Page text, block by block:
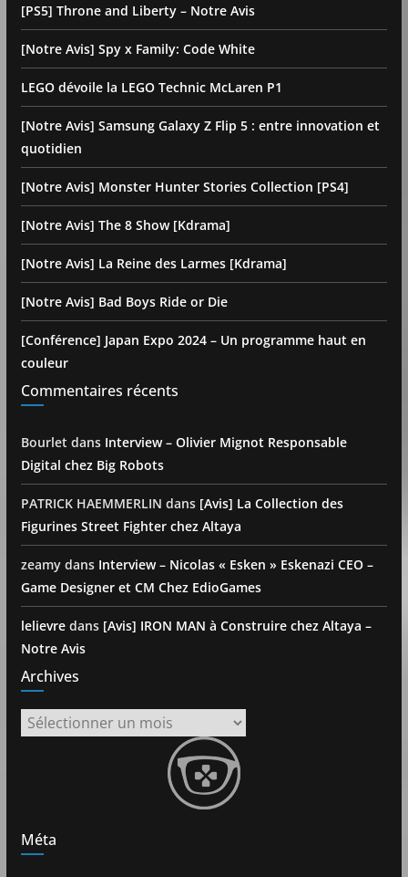
[PS5] Throne and Liberty – Notre Avis
[Notre Avis] Spy x Family: Code White
LEGO dévoile la LEGO Technic McLaren P1
[Notre Avis] Samsung Galaxy Z Flip 5 : entre innovation et
quotidien
[Notre Avis] Monster Hunter Stories Collection [PS4]
[Notre Avis] The 8 Show [Kdrama]
[Notre Avis] La Reine des Larmes [Kdrama]
[Notre Avis] Bad Boys Ride or Die
[Conférence] Japan Expo 2024 – Un programme haut en
couleur
Commentaires récents
Bourlet dans Interview – Olivier Mignot Responsable
Digital chez Big Robots
PATRICK HAEMMERLIN dans [Avis] La Collection des
Figurines Street Fighter chez Altaya
zeamydans Interview – Nicolas « Esken » Eskenazi CEO –
Game Designer et CM Chez EdioGames
lelievredans [Avis] IRON MAN à Construire chez Altaya –
Notre Avis
Archives
Archives
Méta